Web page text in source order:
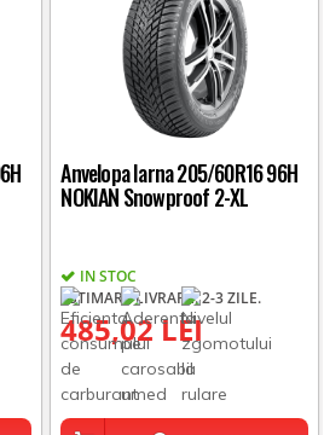
Anvelopa Iarna 205/60R16 96H
NOKIAN Snowproof 2-XL
IN STOC
ESTIMARE LIVRARE: 2-3 ZILE.
485,02 LEI